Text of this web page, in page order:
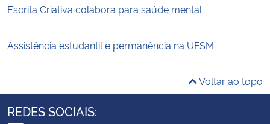
Escrita Criativa colabora para saúde mental
Assistência estudantil e permanência na UFSM
Voltar ao topo
REDES SOCIAIS: